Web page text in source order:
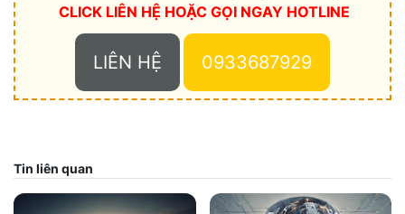
CLICK LIÊN HỆ HOẶC GỌI NGAY HOTLINE
LIÊN HỆ 0933687929
Tin liên quan